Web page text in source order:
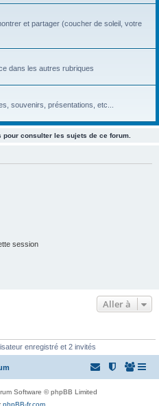
et partager (coucher de soleil, votre
dans les autres rubriques
souvenirs, présentations, etc...
consulter les sujets de ce forum.
session
Aller à
enregistré et 2 invités
Software © phpBB Limited
phpBB-fr.com